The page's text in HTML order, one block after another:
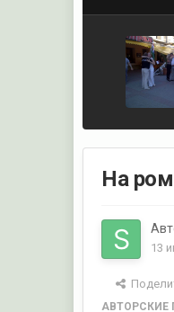
На
13
АВТОРСКИЕ